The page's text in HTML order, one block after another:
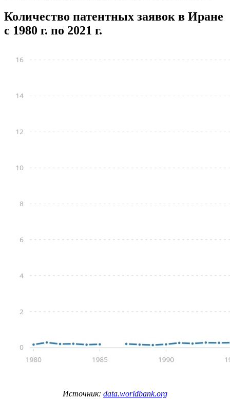
Количество патентных заявок в Иране
с 1980 г. по 2021 г.
Источник: data.worldbank.org